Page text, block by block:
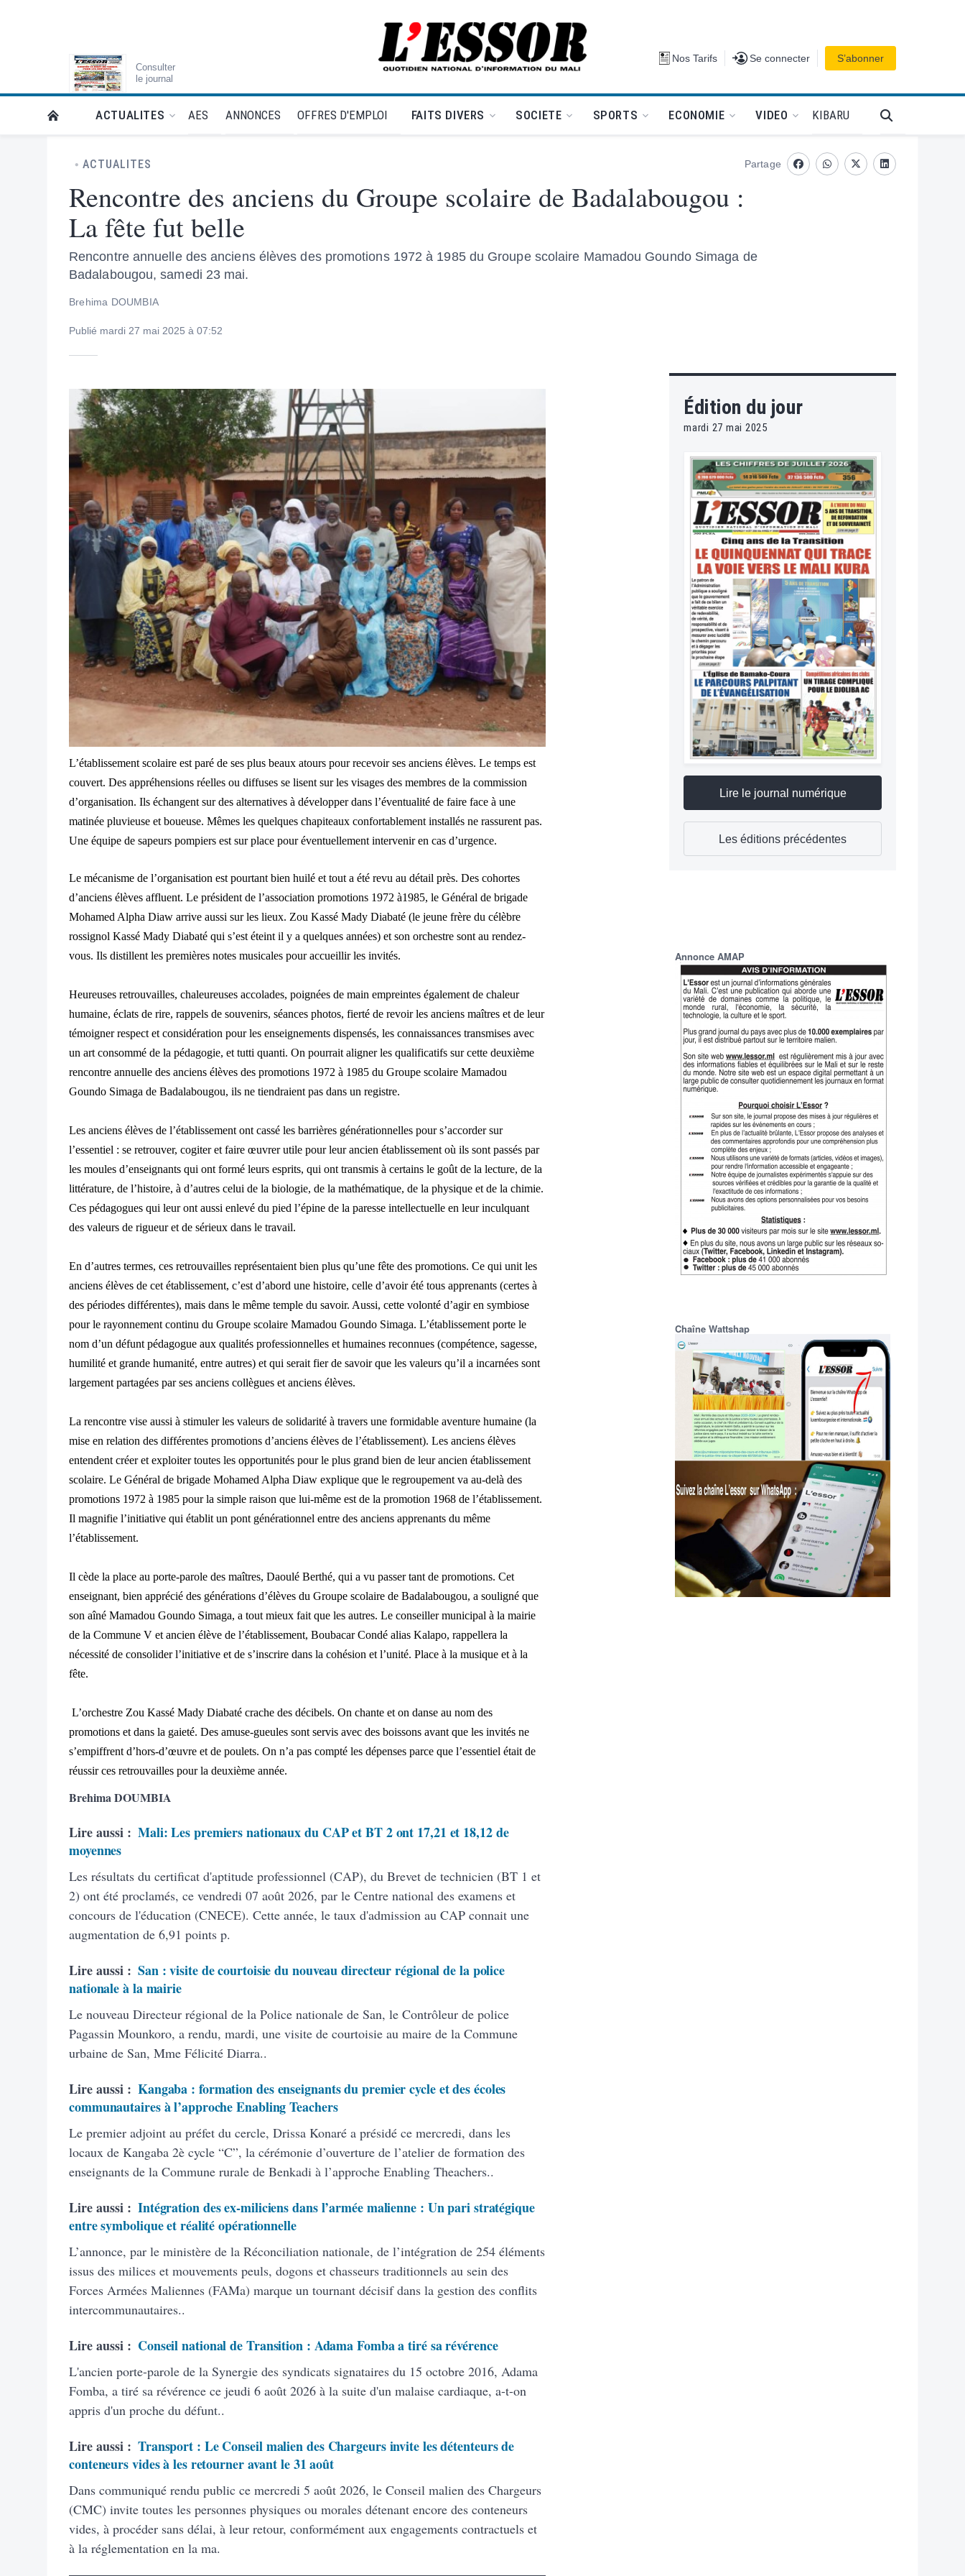
Consulter
le journal
L'Essor - retour à la une Nos Tarifs Se connecter
Se connecter S’abonner
RETOUR À LA PAGE D’ACCUEIL DE L'ESSOR
ACTUALITES AES ANNONCES OFFRES D'EMPLOI FAITS DIVERS SOCIETE SPORTS ECONOMIE VIDEO KIBARU
ACTUALITES
Rencontre des anciens du Groupe scolaire de Badalabougou :
La fête fut belle
Rencontre annuelle des anciens élèves des promotions 1972 à 1985 du Groupe scolaire Mamadou Goundo Simaga de
Badalabougou, samedi 23 mai.
Brehima DOUMBIA
Publié mardi 27 mai 2025 à 07:52
Partage
FacebookwhatsappTwitterLinkedin
L’établissement scolaire est paré de ses plus beaux atours pour recevoir ses anciens élèves. Le temps est
couvert. Des appréhensions réelles ou diffuses se lisent sur les visages des membres de la commission
d’organisation. Ils échangent sur des alternatives à développer dans l’éventualité de faire face à une
matinée pluvieuse et boueuse. Mêmes les quelques chapiteaux confortablement installés ne rassurent pas.
Une équipe de sapeurs pompiers est sur place pour éventuellement intervenir en cas d’urgence.
Le mécanisme de l’organisation est pourtant bien huilé et tout a été revu au détail près. Des cohortes
d’anciens élèves affluent. Le président de l’association promotions 1972 à1985, le Général de brigade
Mohamed Alpha Diaw arrive aussi sur les lieux. Zou Kassé Mady Diabaté (le jeune frère du célèbre
rossignol Kassé Mady Diabaté qui s’est éteint il y a quelques années) et son orchestre sont au rendez-
vous. Ils distillent les premières notes musicales pour accueillir les invités.
Heureuses retrouvailles, chaleureuses accolades, poignées de main empreintes également de chaleur
humaine, éclats de rire, rappels de souvenirs, séances photos, fierté de revoir les anciens maîtres et de leur
témoigner respect et considération pour les enseignements dispensés, les connaissances transmises avec
un art consommé de la pédagogie, et tutti quanti. On pourrait aligner les qualificatifs sur cette deuxième
rencontre annuelle des anciens élèves des promotions 1972 à 1985 du Groupe scolaire Mamadou
Goundo Simaga de Badalabougou, ils ne tiendraient pas dans un registre.
Les anciens élèves de l’établissement ont cassé les barrières générationnelles pour s’accorder sur
l’essentiel : se retrouver, cogiter et faire œuvrer utile pour leur ancien établissement où ils sont passés par
les moules d’enseignants qui ont formé leurs esprits, qui ont transmis à certains le goût de la lecture, de la
littérature, de l’histoire, à d’autres celui de la biologie, de la mathématique, de la physique et de la chimie.
Ces pédagogues qui leur ont aussi enlevé du pied l’épine de la paresse intellectuelle en leur inculquant
des valeurs de rigueur et de sérieux dans le travail.
En d’autres termes, ces retrouvailles représentaient bien plus qu’une fête des promotions. Ce qui unit les
anciens élèves de cet établissement, c’est d’abord une histoire, celle d’avoir été tous apprenants (certes à
des périodes différentes), mais dans le même temple du savoir. Aussi, cette volonté d’agir en symbiose
pour le rayonnement continu du Groupe scolaire Mamadou Goundo Simaga. L’établissement porte le
nom d’un défunt pédagogue aux qualités professionnelles et humaines reconnues (compétence, sagesse,
humilité et grande humanité, entre autres) et qui serait fier de savoir que les valeurs qu’il a incarnées sont
largement partagées par ses anciens collègues et anciens élèves.
La rencontre vise aussi à stimuler les valeurs de solidarité à travers une formidable aventure humaine (la
mise en relation des différentes promotions d’anciens élèves de l’établissement). Les anciens élèves
entendent créer et exploiter toutes les opportunités pour le plus grand bien de leur ancien établissement
scolaire. Le Général de brigade Mohamed Alpha Diaw explique que le regroupement va au-delà des
promotions 1972 à 1985 pour la simple raison que lui-même est de la promotion 1968 de l’établissement.
Il magnifie l’initiative qui établit un pont générationnel entre des anciens apprenants du même
l’établissement.
Il cède la place au porte-parole des maîtres, Daoulé Berthé, qui a vu passer tant de promotions. Cet
enseignant, bien apprécié des générations d’élèves du Groupe scolaire de Badalabougou, a souligné que
son aîné Mamadou Goundo Simaga, a tout mieux fait que les autres. Le conseiller municipal à la mairie
de la Commune V et ancien élève de l’établissement, Boubacar Condé alias Kalapo, rappellera la
nécessité de consolider l’initiative et de s’inscrire dans la cohésion et l’unité. Place à la musique et à la
fête.
L’orchestre Zou Kassé Mady Diabaté crache des décibels. On chante et on danse au nom des
promotions et dans la gaieté. Des amuse-gueules sont servis avec des boissons avant que les invités ne
s’empiffrent d’hors-d’œuvre et de poulets. On n’a pas compté les dépenses parce que l’essentiel était de
réussir ces retrouvailles pour la deuxième année.
Brehima DOUMBIA
Lire aussi : Mali: Les premiers nationaux du CAP et BT 2 ont 17,21 et 18,12 de
moyennes
Les résultats du certificat d'aptitude professionnel (CAP), du Brevet de technicien (BT 1 et
2) ont été proclamés, ce vendredi 07 août 2026, par le Centre national des examens et
concours de l'éducation (CNECE). Cette année, le taux d'admission au CAP connait une
augmentation de 6,91 points p.
Lire aussi : San : visite de courtoisie du nouveau directeur régional de la police
nationale à la mairie
Le nouveau Directeur régional de la Police nationale de San, le Contrôleur de police
Pagassin Mounkoro, a rendu, mardi, une visite de courtoisie au maire de la Commune
urbaine de San, Mme Félicité Diarra..
Lire aussi : Kangaba : formation des enseignants du premier cycle et des écoles
communautaires à l’approche Enabling Teachers
Le premier adjoint au préfet du cercle, Drissa Konaré a présidé ce mercredi, dans les
locaux de Kangaba 2è cycle “C”, la cérémonie d’ouverture de l’atelier de formation des
enseignants de la Commune rurale de Benkadi à l’approche Enabling Theachers..
Lire aussi : Intégration des ex-miliciens dans l’armée malienne : Un pari stratégique
entre symbolique et réalité opérationnelle
L’annonce, par le ministère de la Réconciliation nationale, de l’intégration de 254 éléments
issus des milices et mouvements peuls, dogons et chasseurs traditionnels au sein des
Forces Armées Maliennes (FAMa) marque un tournant décisif dans la gestion des conflits
intercommunautaires..
Lire aussi : Conseil national de Transition : Adama Fomba a tiré sa révérence
L'ancien porte-parole de la Synergie des syndicats signataires du 15 octobre 2016, Adama
Fomba, a tiré sa révérence ce jeudi 6 août 2026 à la suite d'un malaise cardiaque, a-t-on
appris d'un proche du défunt..
Lire aussi : Transport : Le Conseil malien des Chargeurs invite les détenteurs de
conteneurs vides à les retourner avant le 31 août
Dans communiqué rendu public ce mercredi 5 août 2026, le Conseil malien des Chargeurs
(CMC) invite toutes les personnes physiques ou morales détenant encore des conteneurs
vides, à procéder sans délai, à leur retour, conformément aux engagements contractuels et
à la réglementation en la ma.
Édition du jour
mardi 27 mai 2025
Lire le journal numérique
Les éditions précédentes
Annonce AMAP
Chaîne Wattshap